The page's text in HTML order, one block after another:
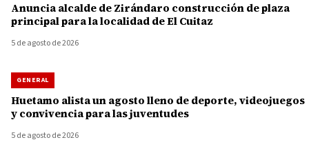
Anuncia alcalde de Zirándaro construcción de plaza
principal para la localidad de El Cuitaz
5 de agosto de 2026
GENERAL
Huetamo alista un agosto lleno de deporte, videojuegos
y convivencia para las juventudes
5 de agosto de 2026